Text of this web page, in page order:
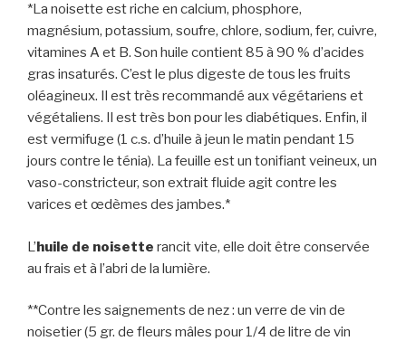
*La noisette est riche en calcium, phosphore,
magnésium, potassium, soufre, chlore, sodium, fer, cuivre,
vitamines A et B. Son huile contient 85 à 90 % d’acides
gras insaturés. C’est le plus digeste de tous les fruits
oléagineux. Il est très recommandé aux végétariens et
végétaliens. Il est très bon pour les diabétiques. Enfin, il
est vermifuge (1 c.s. d’huile à jeun le matin pendant 15
jours contre le ténia). La feuille est un tonifiant veineux, un
vaso-constricteur, son extrait fluide agit contre les
varices et œdèmes des jambes.*
L’huile de noisette rancit vite, elle doit être conservée
au frais et à l’abri de la lumière.
**Contre les saignements de nez : un verre de vin de
noisetier (5 gr. de fleurs mâles pour 1/4 de litre de vin